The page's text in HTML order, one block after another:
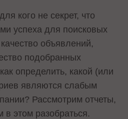
кого не секрет, что
успеха для поисковых
объявлений,
подобранных
определить, какой (или
являются слабым
Рассмотрим отчеты,
в этом разобраться.